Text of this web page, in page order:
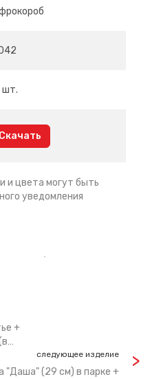
шт.
Скачать
и цвета могут быть
уведомления
+
следующее изделие
"Даша" (29 см) в парке +